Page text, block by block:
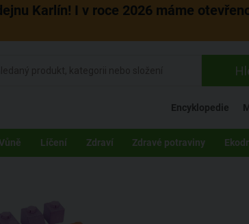
Karlín! I v roce 2026 máme
Encyklopedie
Líčení Zdraví Zdravé potraviny